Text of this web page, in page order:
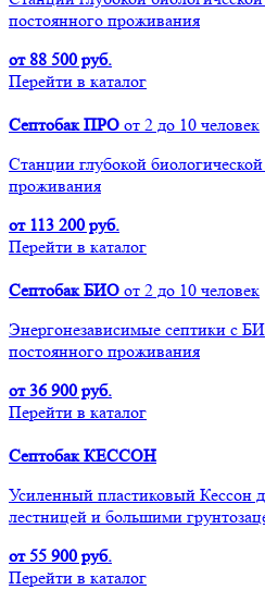
постоянного проживания
от 88 500 руб.
Перейти в каталог
Септобак ПРО от 2 до 10 человек
Cтанции глубокой
проживания
от 113 200 руб.
Перейти в каталог
Септобак БИО от 2 до 10 человек
Энергонезависимые септики с
постоянного проживания
от 36 900 руб.
Перейти в каталог
Септобак КЕССОН
Усиленный пластиковый Кессон
лестницей и большими
от 55 900 руб.
Перейти в каталог